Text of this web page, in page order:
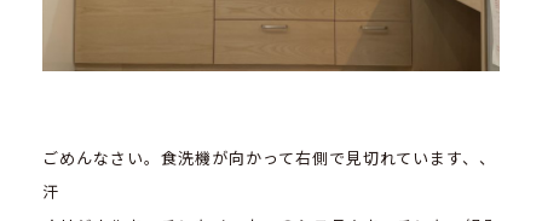
ごめんなさい。食洗機が向かって右側で見切れています、、
汗